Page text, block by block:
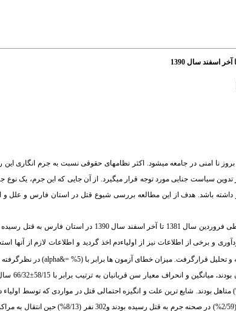
امنی در جامعه می­شود. اکثر نظام­های حقوقی نسبت به جرم انگاری این
سیاست جنایی مورد توجه قرار می­گیرد. از آن جایی که این جرم، یک نوع
باشد. هدف از این مطالعه بررسی شیوع قتل در استان فارس و علل و
در این مطالعه مقطعی توصیفی اطلاعات دموگرافیکی مربوط به تمام کسانی که طی فروردین
برخی از اطلاعات نیز از اولیاءدم اخذ گردید و اطلاعات لازم از آن­ها
.
میانگین